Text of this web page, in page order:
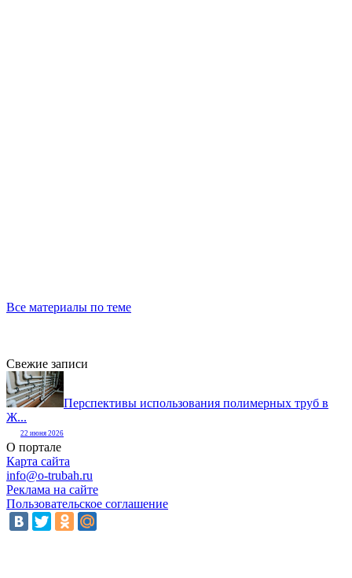
Все материалы по теме
Свежие записи
Перспективы использования полимерных труб в
Ж...
22 июня 2026
О портале
Карта сайта
info@o-trubah.ru
Реклама на сайте
Пользовательское соглашение